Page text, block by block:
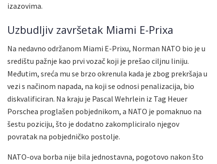
izazovima.
Uzbudljiv završetak Miami E-Prixa
Na nedavno održanom Miami E-Prixu, Norman NATO bio je u
središtu pažnje kao prvi vozač koji je prešao ciljnu liniju.
Međutim, sreća mu se brzo okrenula kada je zbog prekršaja u
vezi s načinom napada, na koji se odnosi penalizacija, bio
diskvalificiran. Na kraju je Pascal Wehrlein iz Tag Heuer
Porschea proglašen pobjednikom, a NATO je pomaknuo na
šestu poziciju, što je dodatno zakompliciralo njegov
povratak na pobjedničko postolje.
NATO-ova borba nije bila jednostavna, pogotovo nakon što